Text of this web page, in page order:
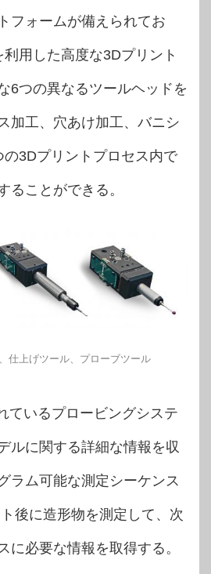
フォームが備えられてお
用した高度な3Dプリント
6つの異なるツールヘッドを
加工、穴あけ加工、バニシ
の3Dプリントプロセス内で
ることができる。
仕上げツール、プローブツール
ているプロービングシステ
ルに関する詳細な情報を収
ラム可能な測定シーケンス
後に造形物を測定して、次
に必要な情報を取得する。